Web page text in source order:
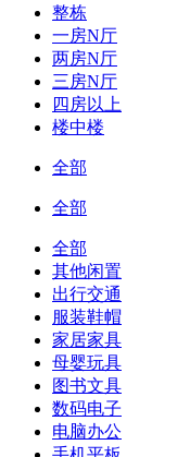
整栋
一房N厅
两房N厅
三房N厅
四房以上
楼中楼
全部
全部
全部
其他闲置
出行交通
服装鞋帽
家居家具
母婴玩具
图书文具
数码电子
电脑办公